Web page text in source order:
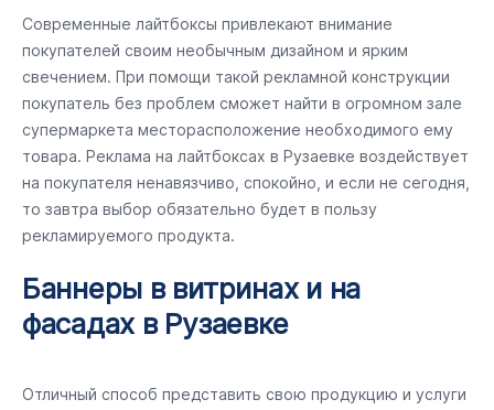
Современные лайтбоксы привлекают внимание
покупателей своим необычным дизайном и ярким
свечением. При помощи такой рекламной конструкции
покупатель без проблем сможет найти в огромном зале
супермаркета месторасположение необходимого ему
товара. Реклама на лайтбоксах в Рузаевке воздействует
на покупателя ненавязчиво, спокойно, и если не сегодня,
то завтра выбор обязательно будет в пользу
рекламируемого продукта.
Баннеры в витринах и на
фасадах в Рузаевке
Отличный способ представить свою продукцию и услуги